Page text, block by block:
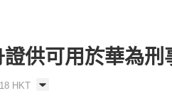
供可用於華為刑
HKT